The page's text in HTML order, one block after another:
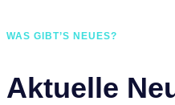
WAS GIBT’S NEUES?
Aktuelle